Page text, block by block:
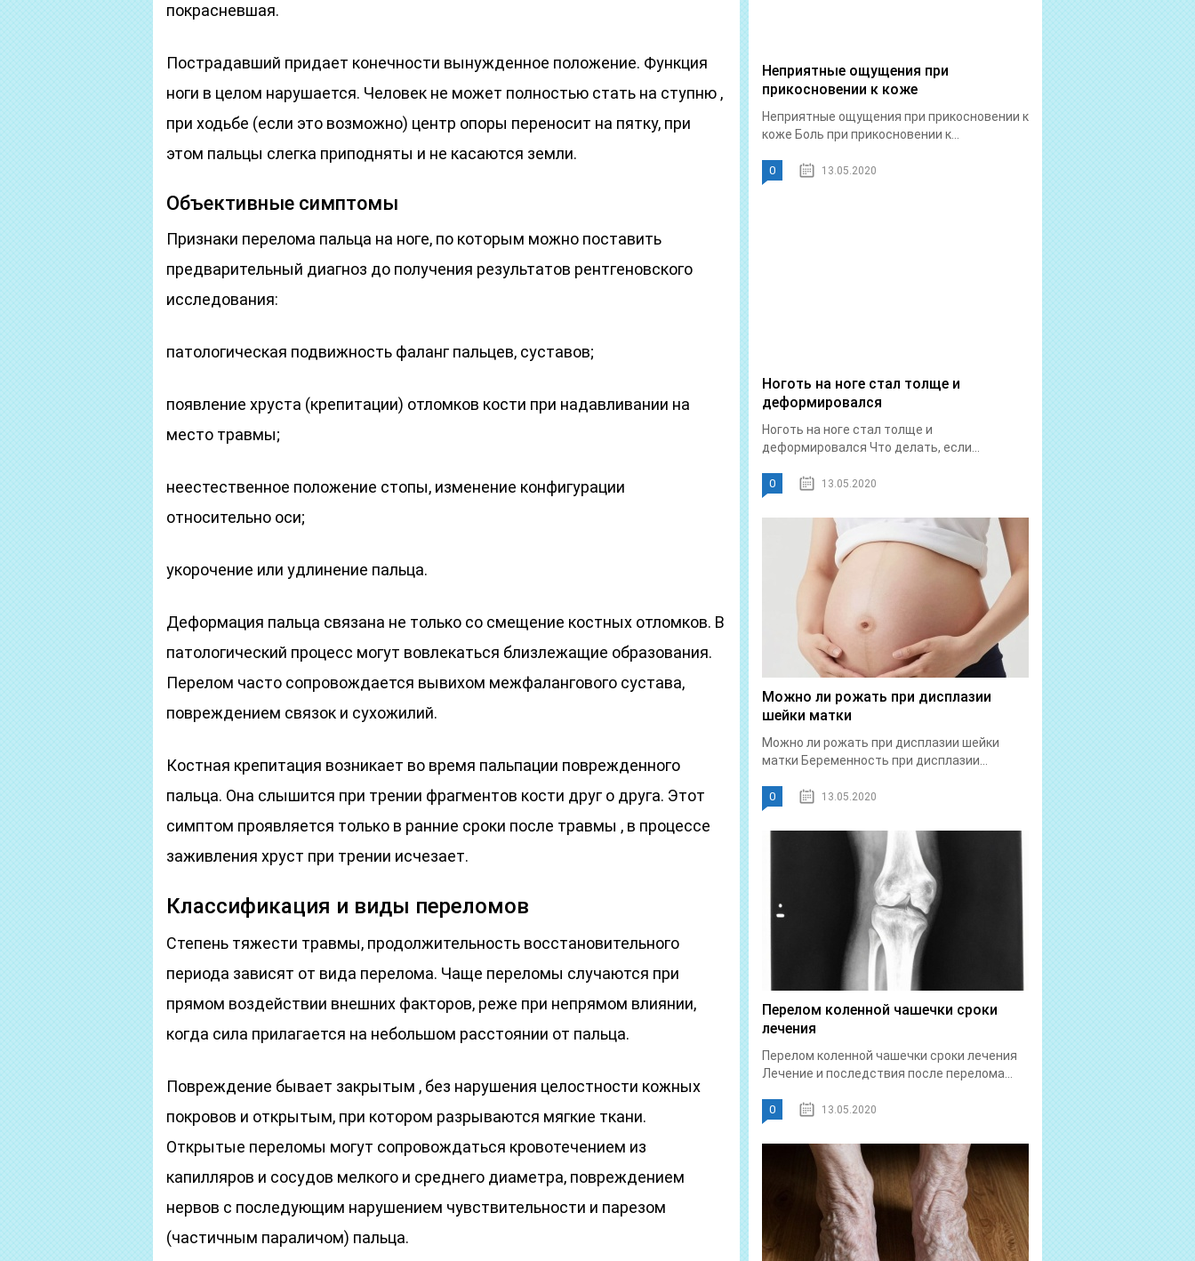
покрасневшая.
Пострадавший придает конечности вынужденное положение. Функция
ноги в целом нарушается. Человек не может полностью стать на ступню ,
при ходьбе (если это возможно) центр опоры переносит на пятку, при
этом пальцы слегка приподняты и не касаются земли.
Объективные симптомы
Признаки перелома пальца на ноге, по которым можно поставить
предварительный диагноз до получения результатов рентгеновского
исследования:
патологическая подвижность фаланг пальцев, суставов;
появление хруста (крепитации) отломков кости при надавливании на
место травмы;
неестественное положение стопы, изменение конфигурации
относительно оси;
укорочение или удлинение пальца.
Деформация пальца связана не только со смещение костных отломков. В
патологический процесс могут вовлекаться близлежащие образования.
Перелом часто сопровождается вывихом межфалангового сустава,
повреждением связок и сухожилий.
Костная крепитация возникает во время пальпации поврежденного
пальца. Она слышится при трении фрагментов кости друг о друга. Этот
симптом проявляется только в ранние сроки после травмы , в процессе
заживления хруст при трении исчезает.
Классификация и виды переломов
Степень тяжести травмы, продолжительность восстановительного
периода зависят от вида перелома. Чаще переломы случаются при
прямом воздействии внешних факторов, реже при непрямом влиянии,
когда сила прилагается на небольшом расстоянии от пальца.
Повреждение бывает закрытым , без нарушения целостности кожных
покровов и открытым, при котором разрываются мягкие ткани.
Открытые переломы могут сопровождаться кровотечением из
капилляров и сосудов мелкого и среднего диаметра, повреждением
нервов с последующим нарушением чувствительности и парезом
(частичным параличом) пальца.
Неприятные ощущения при
прикосновении к коже
Неприятные ощущения при прикосновении к
коже Боль при прикосновении к...
0 13.05.2020
Ноготь на ноге стал толще и
деформировался
Ноготь на ноге стал толще и
деформировался Что делать, если...
0 13.05.2020
Можно ли рожать при дисплазии
шейки матки
Можно ли рожать при дисплазии шейки
матки Беременность при дисплазии...
0 13.05.2020
Перелом коленной чашечки сроки
лечения
Перелом коленной чашечки сроки лечения
Лечение и последствия после перелома...
0 13.05.2020